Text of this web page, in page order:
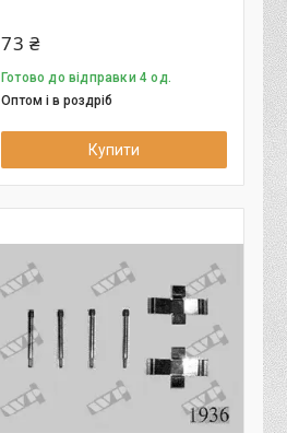
73 ₴
Готово до відправки 4 од.
Оптом і в роздріб
Купити